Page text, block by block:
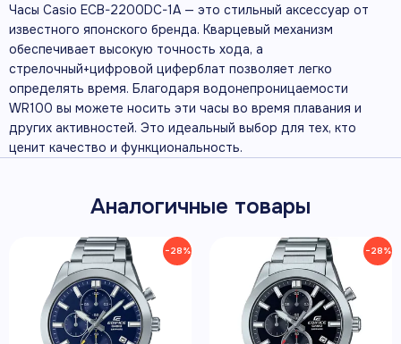
Часы Casio ECB-2200DC-1A — это стильный аксессуар от
известного японского бренда. Кварцевый механизм
обеспечивает высокую точность хода, а
стрелочный+цифровой циферблат позволяет легко
определять время. Благодаря водонепроницаемости
WR100 вы можете носить эти часы во время плавания и
других активностей. Это идеальный выбор для тех, кто
ценит качество и функциональность.
Аналогичные товары
−28% −28%